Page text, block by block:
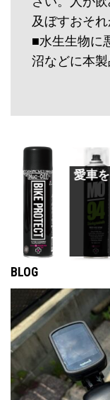
及ぼすおそれ
■水生生物に
沼などに本製
愛車
BLOG